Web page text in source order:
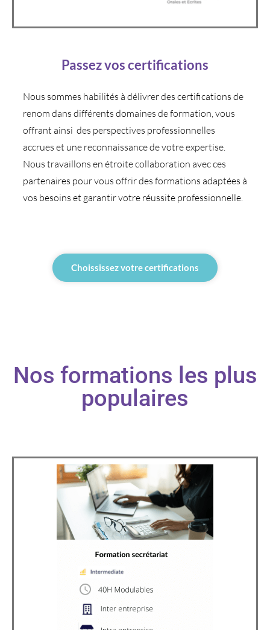
Passez vos certifications
Nous sommes habilités à délivrer des certifications de
renom dans différents domaines de formation, vous
offrant ainsi des perspectives professionnelles
accrues et une reconnaissance de votre expertise.
Nous travaillons en étroite collaboration avec ces
partenaires pour vous offrir des formations adaptées à
vos besoins et garantir votre réussite professionnelle.
Choississez votre certifications
Nos formations les plus
populaires